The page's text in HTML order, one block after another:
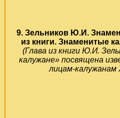
9. Зельников Ю.И.
из книги. Знаменитые
(Глава из книги Ю.И.
калужане» посвящена
лицам-калужанам